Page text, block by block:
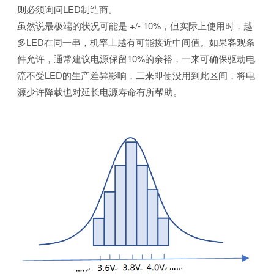
则必须询问LED制造商。
虽然说最极端的状况可能是 +/- 10%，但实际上使用时，越
多LED在同一串，机率上越有可能接近中间值。如果客观条
件允许，通常建议电源保留10%的余裕，一来可确保驱动电
流不受LED的生产差异影响，二来即使没用到此区间，将电
源少许降载也对延长电源寿命有所帮助。